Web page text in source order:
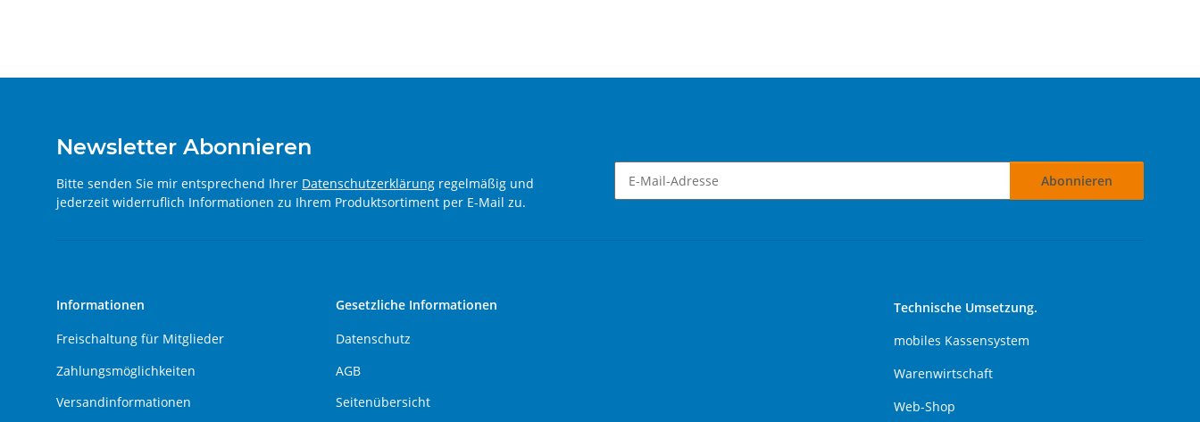
Newsletter Abonnieren
Bitte senden Sie mir entsprechend Ihrer Datenschutzerklärung regelmäßig und
jederzeit widerruflich Informationen zu Ihrem Produktsortiment per E-Mail zu.
Abonnieren
Informationen
Freischaltung für Mitglieder
Zahlungsmöglichkeiten
Versandinformationen
Gesetzliche Informationen
Datenschutz
AGB
Seitenübersicht
Technische Umsetzung.
mobiles Kassensystem
Warenwirtschaft
Web-Shop